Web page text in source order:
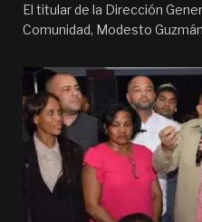
El titular de la Dirección
Comunidad, Modesto